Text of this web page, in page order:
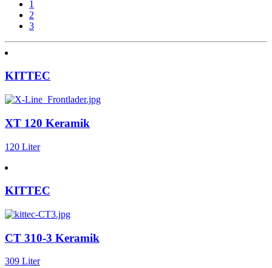
1
2
3
KITTEC
XT 120 Keramik
120 Liter
KITTEC
CT 310-3 Keramik
309 Liter